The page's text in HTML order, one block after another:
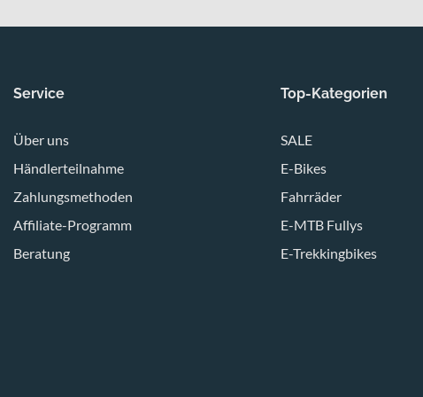
Service
Über uns
Händlerteilnahme
Zahlungsmethoden
Affiliate-Programm
Beratung
Top-Kategorien
SALE
E-Bikes
Fahrräder
E-MTB Fullys
E-Trekkingbikes